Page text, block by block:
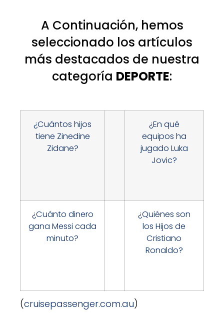
A Continuación, hemos
seleccionado los artículos
más destacados de nuestra
categoría DEPORTE:
¿Cuántos hijos
tiene Zinedine
Zidane?
¿En qué
equipos ha
jugado Luka
Jovic?
¿Cuánto dinero
gana Messi cada
minuto?
¿Quiénes son
los Hijos de
Cristiano
Ronaldo?
(cruisepassenger.com.au)